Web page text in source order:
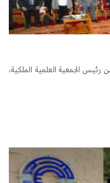
الجمعية العلمية الملكية،